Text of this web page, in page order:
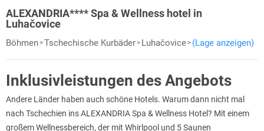
ALEXANDRIA**** Spa & Wellness hotel in
Luhačovice
Böhmen Tschechische Kurbäder Luhačovice (Lage anzeigen)
Inklusivleistungen des Angebots
Andere Länder haben auch schöne Hotels. Warum dann nicht mal
nach Tschechien ins ALEXANDRIA Spa & Wellness Hotel? Mit einem
großem Wellnessbereich, der mit Whirlpool und 5 Saunen